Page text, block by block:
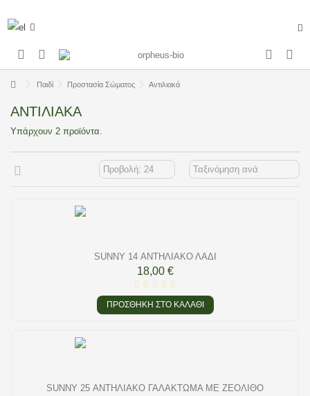
Παιδί Προστασία Σώματος Αντιλιακά
ΑΝΤΙΛΙΑΚΆ
Υπάρχουν 2 προϊόντα.
SUNNY 14 ΑΝΤΗΛΙΑΚΌ ΛΆΔΙ
18,00 €
ΠΡΟΣΘΉΚΗ ΣΤΟ ΚΑΛΆΘΙ
SUNNY 25 ΑΝΤΗΛΙΑΚΌ ΓΑΛΆΚΤΩΜΑ ΜΕ ΖΕΌΛΙΘΟ